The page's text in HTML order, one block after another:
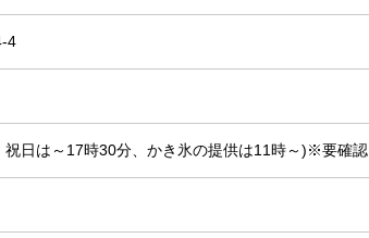
4
日は～17時30分、かき氷の提供は11時～)※要確認